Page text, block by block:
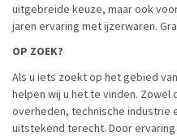
uitgebreide keuze, maar ook
jaren ervaring met ijzerwaren.
OP ZOEK?
Als u iets zoekt op het gebied
helpen wij u het te vinden.
overheden, technische industrie
uitstekend terecht. Door